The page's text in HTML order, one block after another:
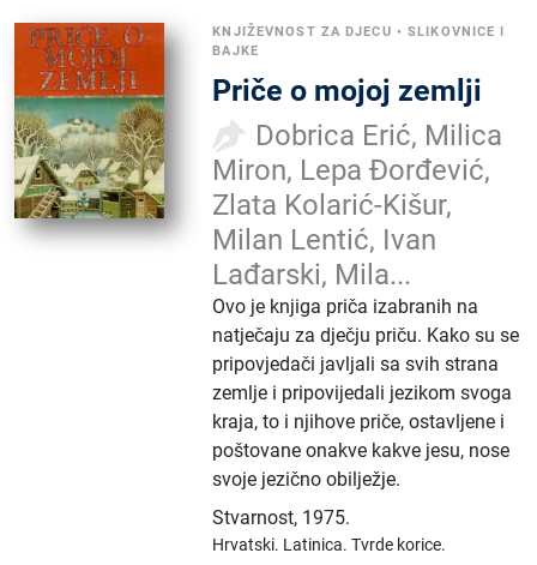
KNJIŽEVNOST ZA DJECU •SLIKOVNICE I
BAJKE
Priče o mojoj zemlji
Dobrica Erić, Milica
Miron, Lepa Đorđević,
Zlata Kolarić-Kišur,
Milan Lentić, Ivan
Lađarski, Mila...
Ovo je knjiga priča izabranih na
natječaju za dječju priču. Kako su se
pripovjedači javljali sa svih strana
zemlje i pripovijedali jezikom svoga
kraja, to i njihove priče, ostavljene i
poštovane onakve kakve jesu, nose
svoje jezično obilježje.
Stvarnost, 1975.
Hrvatski. Latinica.Tvrde korice.